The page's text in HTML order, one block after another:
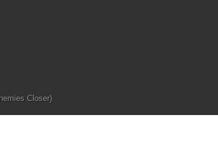
Closer)